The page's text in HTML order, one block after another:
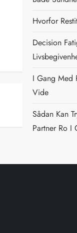
Hvorfor
Decision
I Gang Med
Vide
Sådan Kan
Partner Ro I